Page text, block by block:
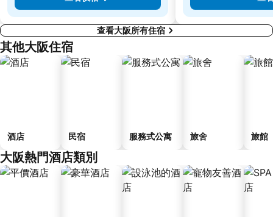
查看大阪所有住宿
其他大阪住宿
酒店 民宿 服務式公寓 旅舍 旅館
大阪熱門酒店類別